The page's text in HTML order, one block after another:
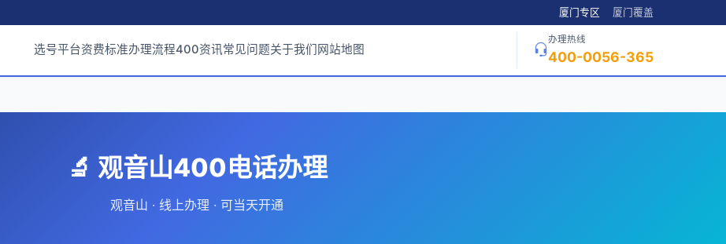
厦门专区 厦门覆盖
选号平台资费标准办理流程400资讯常见问题关于我们 网站地图
办理热线
400-0056-365
🔬 观音山400电话办理
观音山 · 线上办理 · 可当天开通